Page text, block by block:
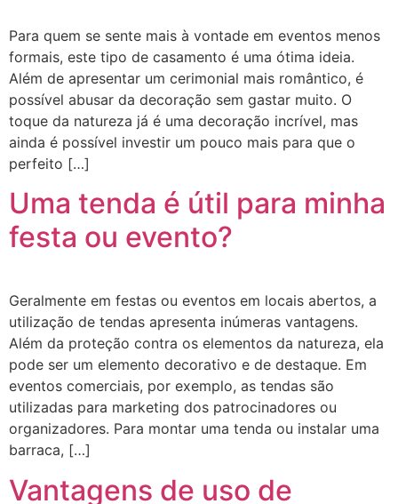
Para quem se sente mais à vontade em eventos menos
formais, este tipo de casamento é uma ótima ideia.
Além de apresentar um cerimonial mais romântico, é
possível abusar da decoração sem gastar muito. O
toque da natureza já é uma decoração incrível, mas
ainda é possível investir um pouco mais para que o
perfeito […]
Uma tenda é útil para minha
festa ou evento?
Geralmente em festas ou eventos em locais abertos, a
utilização de tendas apresenta inúmeras vantagens.
Além da proteção contra os elementos da natureza, ela
pode ser um elemento decorativo e de destaque. Em
eventos comerciais, por exemplo, as tendas são
utilizadas para marketing dos patrocinadores ou
organizadores. Para montar uma tenda ou instalar uma
barraca, […]
Vantagens de uso de